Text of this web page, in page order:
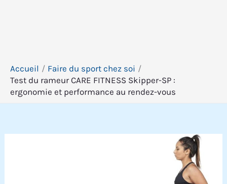
Accueil
Faire du sport chez soi
Test du rameur CARE FITNESS Skipper-SP :
ergonomie et performance au rendez-vous